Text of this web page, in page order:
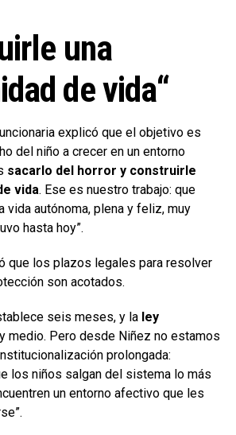
una
de vida“
explicó que el objetivo es
del niño a crecer en un entorno
sacarlo del horror y construirle
vida. Ese es nuestro trabajo: que
vida autónoma, plena y feliz, muy
hasta hoy”.
que los plazos legales para resolver
son acotados.
seis meses, y la ley
medio. Pero desde Niñez no estamos
prolongada:
los niños salgan del sistema lo más
un entorno afectivo que les